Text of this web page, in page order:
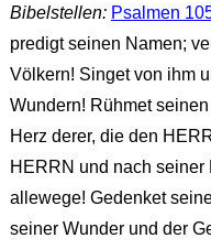
Bibelstellen: Psalmen
predigt seinen Namen;
Völkern! Singet von ihm
Wundern! Rühmet
Herz derer, die den
HERRN und nach seiner
allewege! Gedenket
seiner Wunder und der